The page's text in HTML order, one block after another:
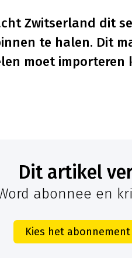
Zwitserland dit
te halen. Dit
moet importeren
Dit artikel
abonnee en
Kies het